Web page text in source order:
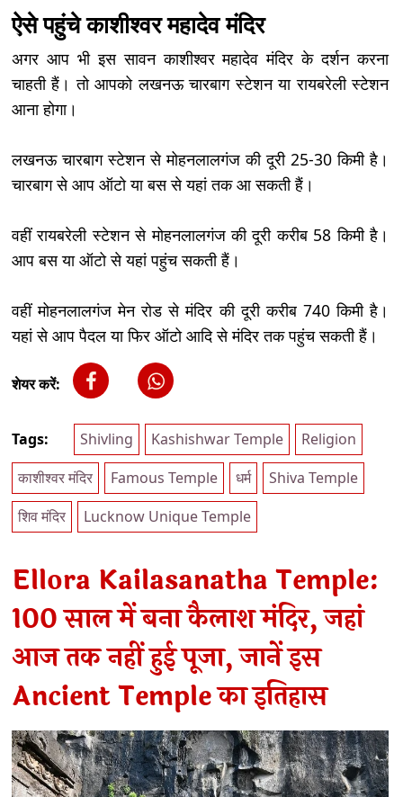
ऐसे पहुंचे काशीश्वर महादेव मंदिर
अगर आप भी इस सावन काशीश्वर महादेव मंदिर के दर्शन करना
चाहती हैं। तो आपको लखनऊ चारबाग स्टेशन या रायबरेली स्टेशन
आना होगा।
लखनऊ चारबाग स्टेशन से मोहनलालगंज की दूरी 25-30 किमी है।
चारबाग से आप ऑटो या बस से यहां तक आ सकती हैं।
वहीं रायबरेली स्टेशन से मोहनलालगंज की दूरी करीब 58 किमी है।
आप बस या ऑटो से यहां पहुंच सकती हैं।
वहीं मोहनलालगंज मेन रोड से मंदिर की दूरी करीब 740 किमी है।
यहां से आप पैदल या फिर ऑटो आदि से मंदिर तक पहुंच सकती हैं।
शेयर करें:
Tags: Shivling Kashishwar Temple
Religion
काशीश्वर मंदिर
Famous Temple धर्म
Shiva Temple
शिव मंदिर
Lucknow Unique Temple
Ellora Kailasanatha Temple:
100 साल में बना कैलाश मंदिर, जहां
आज तक नहीं हुई पूजा, जानें इस
Ancient Temple का इतिहास